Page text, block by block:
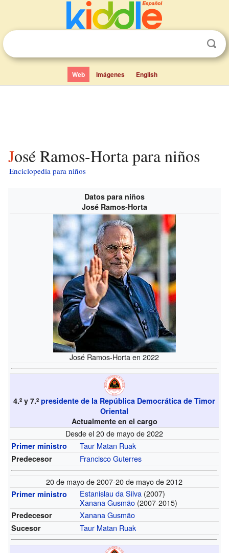
Web Imágenes English
José Ramos-Horta para niños
Enciclopedia para niños
Datos para niños
José Ramos-Horta
José Ramos-Horta en 2022
4.º y 7.ºpresidente de la República Democrática de Timor
Oriental
Actualmente en el cargo
Desde el 20 de mayo de 2022
Primer ministro Taur Matan Ruak
Predecesor Francisco Guterres
20 de mayo de 2007-20 de mayo de 2012
Primer ministro Estanislau da Silva (2007)
Xanana Gusmão (2007-2015)
Predecesor Xanana Gusmão
Sucesor Taur Matan Ruak